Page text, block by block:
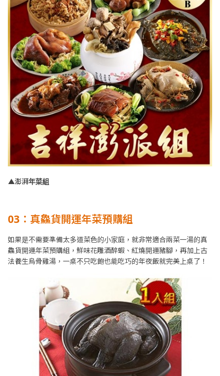
▲澎湃年菜組
03 ：真鱻貨開運年菜預購組
如果是不需要準備太多道菜色的小家庭，就非常適合兩菜一湯的真
鱻貨開運年菜預購組，鮮味花雕酒醉蝦、紅燒開運豬腳，再加上古
法養生烏骨雞湯，一桌不只吃飽也能吃巧的年夜飯就完美上桌了！